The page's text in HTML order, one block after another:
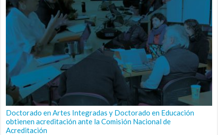
Doctorado en Artes Integradas y Doctorado en Educación
obtienen acreditación ante la Comisión Nacional de
Acreditación